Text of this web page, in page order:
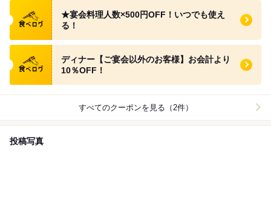
食べログ クーポン
★宴会料理人数×500円OFF！いつでも使え
る！
食べログ クーポン
ディナー【ご宴会以外のお客様】お会計より
10％OFF！
すべてのクーポンを見る（2件）
投稿写真